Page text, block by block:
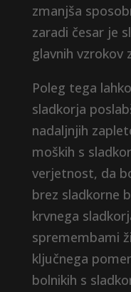
zmanjša
zaradi česar je
glavnih vzrokov
Poleg tega
sladkorja
nadaljnjih
moških s
verjetnost, da
brez sladkorne
krvnega
spremembami
ključnega
bolnikih s